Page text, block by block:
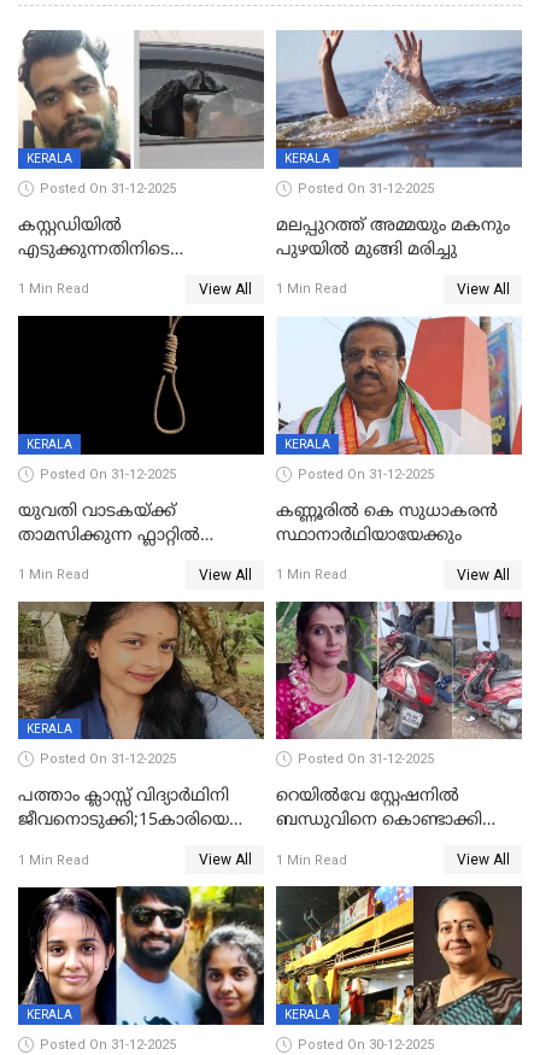
KERALA
Posted On 31-12-2025
കസ്റ്റഡിയിൽ
എടുക്കുന്നതിനിടെ
വധശ്രമക്കേസ് പ്രതി പിടിയിൽ
1 Min Read View All
KERALA
Posted On 31-12-2025
മലപ്പുറത്ത് അമ്മയും മകനും
പുഴയിൽ മുങ്ങി മരിച്ചു
1 Min Read View All
KERALA
Posted On 31-12-2025
യുവതി വാടകയ്ക്ക്
താമസിക്കുന്ന ഫ്ലാറ്റില്‍
സംഭവം കൈതപ്പൊയിലില്‍
1 Min Read View All
KERALA
Posted On 31-12-2025
കണ്ണൂരിൽ കെ സുധാകരൻ
സ്ഥാനാർഥിയായേക്കും
1 Min Read View All
KERALA
Posted On 31-12-2025
പത്താം ക്ലാസ്സ് വിദ്യാര്‍ഥിനി
ജീവനൊടുക്കി;15കാരിയെ
കിടപ്പുമുറിയില്‍ തൂങ്ങി മരിച്ച
നിലയിൽ
1 Min Read View All
Posted On 31-12-2025
റെയിൽവേ സ്റ്റേഷനിൽ
ബന്ധുവിനെ കൊണ്ടാക്കി
ലോറി സ്കൂട്ടറിൽ ഇടിച്ചു :
യുവതിക്ക് ദാരുണാന്ത്യം
1 Min Read View All
KERALA
Posted On 31-12-2025
KERALA
Posted On 30-12-2025